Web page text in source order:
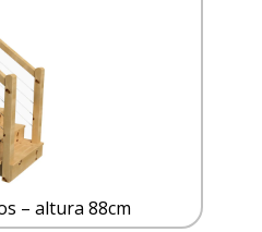
– altura 88cm